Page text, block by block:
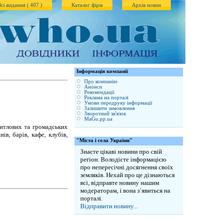
Архів новин
Каталог фірм
видання ( 407 )
та громадських
барів, кафе, клубів,
Iнформація компанії
Про компанію
Анонси
Рекомендації
Реклама на порталі
Умови передруку інформації
Залишити замовлення
Зворотний зв'язок
MaGu.pp.ua
"Міста і села України"
Знаєте цікаві новини про свій
регіон. Володієте інформацією
про непересічні досягнення своїх
земляків. Нехай про це дізнаються
всі, відправте новину нашим
модераторам, і вона з`явиться на
порталі.
Відправити новину...